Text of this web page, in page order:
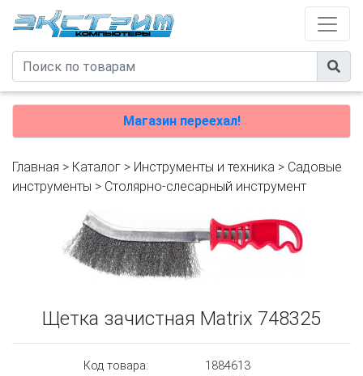
Магазин переехал!
Главная > Каталог > Инструменты и техника > Садовые
инструменты > Столярно-слесарный инструмент
Щетка зачистная Matrix 748325
Код товара:
1884613